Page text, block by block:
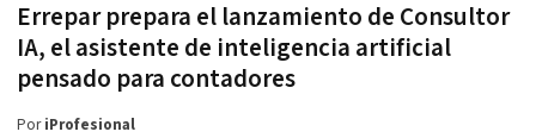
Errepar prepara el lanzamiento de Consultor
IA, el asistente de inteligencia artificial
pensado para contadores
PoriProfesional